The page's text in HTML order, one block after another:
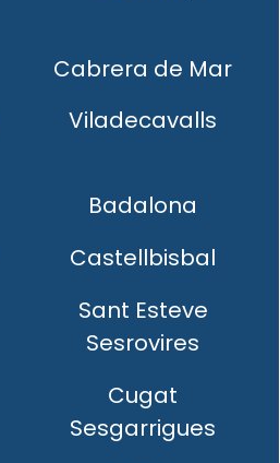
Cabrera de Mar
Viladecavalls
Badalona
Castellbisbal
Sant Esteve
Sesrovires
Cugat
Sesgarrigues